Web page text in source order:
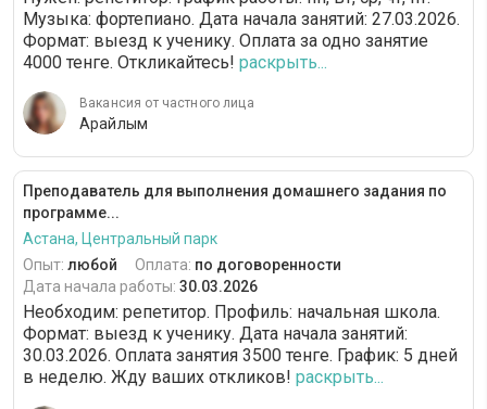
Музыка: фортепиано. Дата начала занятий: 27.03.2026.
Формат: выезд к ученику. Оплата за одно занятие
4000 тенге. Откликайтесь! раскрыть...
Вакансия от частного лица
Арайлым
Преподаватель для выполнения домашнего задания по
программе...
Астана, Центральный парк
Опыт: любой Оплата: по договоренности
Дата начала работы: 30.03.2026
Необходим: репетитор. Профиль: начальная школа.
Формат: выезд к ученику. Дата начала занятий:
30.03.2026. Оплата занятия 3500 тенге. График: 5 дней
в неделю. Жду ваших откликов! раскрыть...